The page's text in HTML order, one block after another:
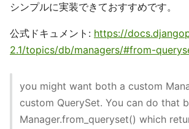
シンプルに実装できておすすめです。
公式ドキュメント: https://
2.1/topics/db/managers/#from-
you might want both a custom
custom QuerySet. You can do that
Manager.from_queryset() which